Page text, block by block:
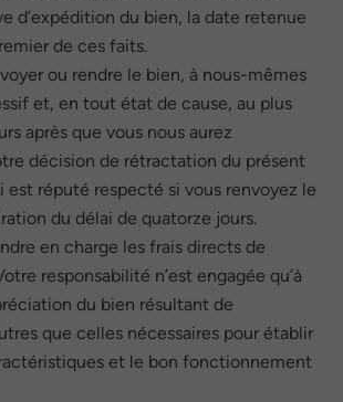
d’expédition du bien, la date retenue
de ces faits.
ou rendre le bien, à nous-mêmes
et, en tout état de cause, au plus
après que vous nous aurez
décision de rétractation du présent
est réputé respecté si vous renvoyez le
du délai de quatorze jours.
en charge les frais directs de
responsabilité n’est engagée qu’à
du bien résultant de
que celles nécessaires pour établir
et le bon fonctionnement